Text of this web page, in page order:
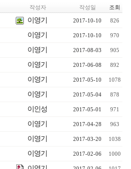
작성자 작성일 조회
이영기 2017-10-10 826
이영기 2017-10-10 970
이영기 2017-08-03 905
이영기 2017-06-08 892
이영기 2017-05-10 1078
이영기 2017-05-04 878
이인성 2017-05-01 971
이영기 2017-04-28 963
이영기 2017-03-20 1038
이영기 2017-02-06 1000